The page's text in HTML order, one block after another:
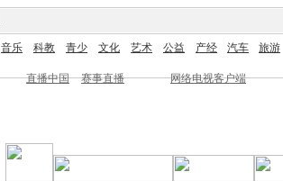
音乐 科教 青少 文化 艺术 公益 产经 汽车 旅游
直播中国 赛事直播 网络电视客户端